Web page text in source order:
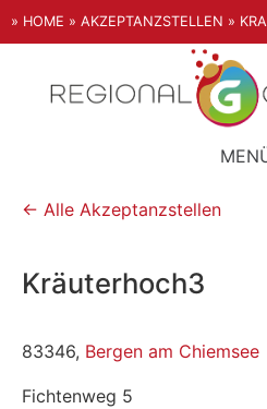
» HOME » AKZEPTANZSTELLEN »
← Alle Akzeptanzstellen
Kräuterhoch3
83346, Bergen am Chiemsee
Fichtenweg 5